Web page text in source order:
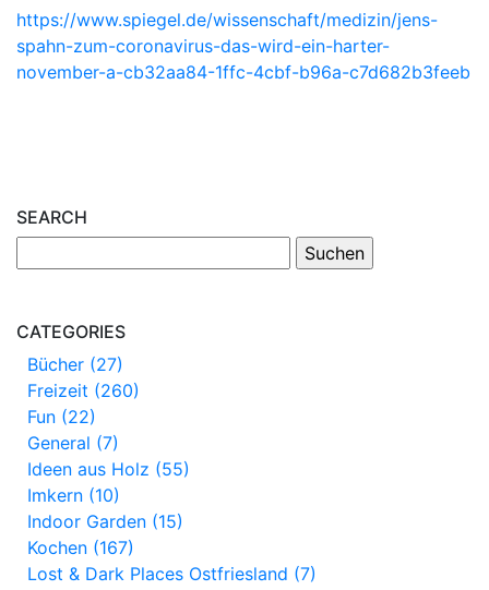
https://www.spiegel.de/wissenschaft/medizin/jens-
spahn-zum-coronavirus-das-wird-ein-harter-
november-a-cb32aa84-1ffc-4cbf-b96a-c7d682b3feeb
SEARCH
CATEGORIES
Bücher (27)
Freizeit (260)
Fun (22)
General (7)
Ideen aus Holz (55)
Imkern (10)
Indoor Garden (15)
Kochen (167)
Lost & Dark Places Ostfriesland (7)